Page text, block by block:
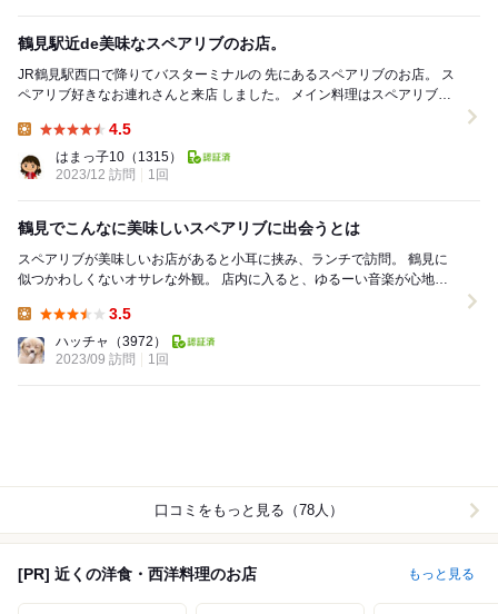
鶴見駅近de美味なスペアリブのお店。
JR鶴見駅西口で降りてバスターミナルの 先にあるスペアリブのお店。 ス
ペアリブ好きなお連れさんと来店 しました。 メイン料理はスペアリブで
4.5
はまっ子10 （1315）
2023/12 訪問
1回
鶴見でこんなに美味しいスペアリブに出会うとは
スペアリブが美味しいお店があると小耳に挟み、ランチで訪問。 鶴見に
似つかわしくないオサレな外観。 店内に入ると、ゆるーい音楽が心地よ
3.5
ハッチャ
（3972）
2023/09 訪問
1回
口コミをもっと見る（78人）
[PR] 近くの洋食・西洋料理のお店 もっと見る